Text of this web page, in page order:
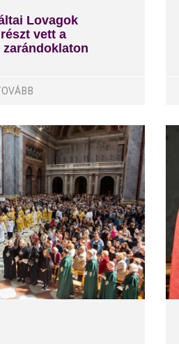
Lovagok
vett a